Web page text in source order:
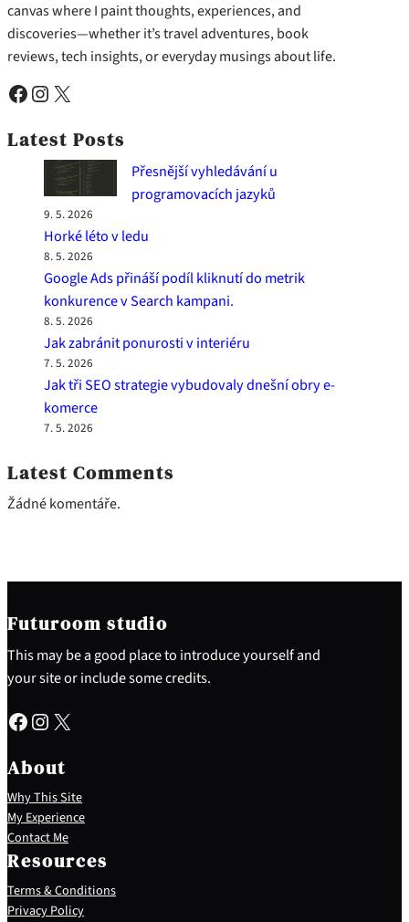
canvas where I paint thoughts, experiences, and
discoveries—whether it’s travel adventures, book
reviews, tech insights, or everyday musings about life.
Facebook Instagram X
Latest Posts
Přesnější vyhledávání u
programovacích jazyků
9. 5. 2026
Horké léto v ledu
8. 5. 2026
Google Ads přináší podíl kliknutí do metrik
konkurence v Search kampani.
8. 5. 2026
Jak zabránit ponurosti v interiéru
7. 5. 2026
Jak tři SEO strategie vybudovaly dnešní obry e-
komerce
7. 5. 2026
Latest Comments
Žádné komentáře.
Futuroom studio
This may be a good place to introduce yourself and
your site or include some credits.
Facebook Instagram X
About
Why This Site
My Experience
Contact Me
Resources
Terms & Conditions
Privacy Policy